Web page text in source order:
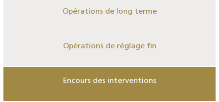
Opérations de long terme
Opérations de réglage fin
Encours des interventions